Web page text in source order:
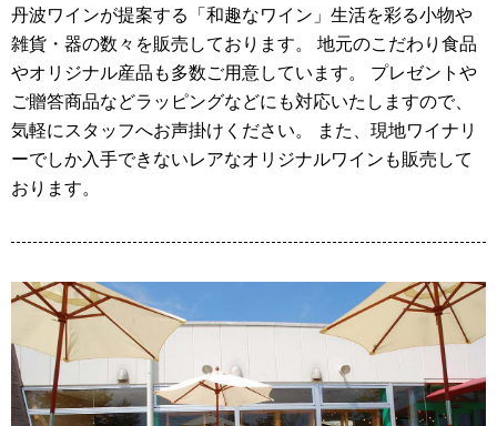
丹波ワインが提案する「和趣なワイン」生活を彩る小物や
雑貨・器の数々を販売しております。 地元のこだわり食品
やオリジナル産品も多数ご用意しています。 プレゼントや
ご贈答商品などラッピングなどにも対応いたしますので、
気軽にスタッフへお声掛けください。 また、現地ワイナリ
ーでしか入手できないレアなオリジナルワインも販売して
おります。